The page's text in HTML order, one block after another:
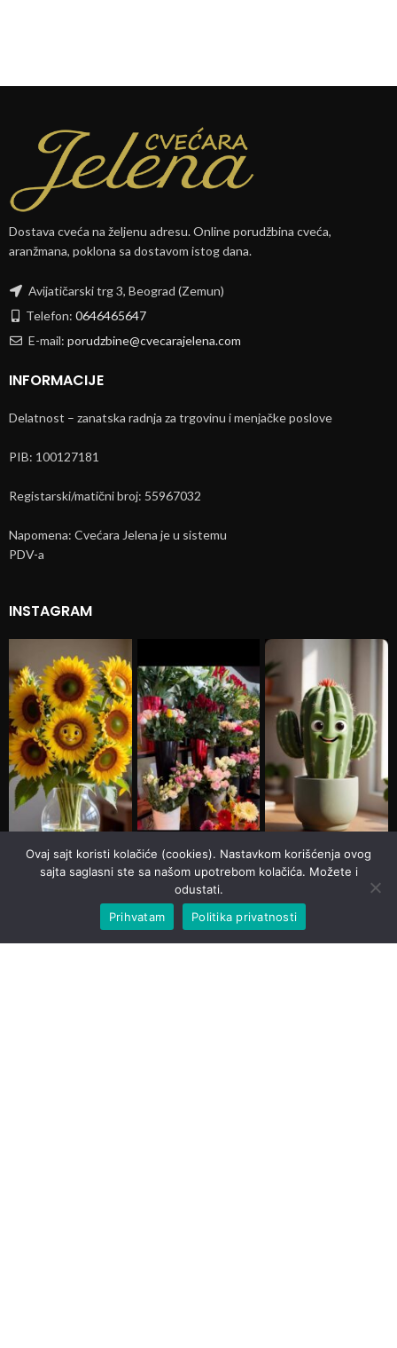
Dostava cveća na željenu adresu. Online porudžbina cveća,
aranžmana, poklona sa dostavom istog dana.
Avijatičarski trg 3, Beograd (Zemun)
Telefon: 0646465647
E-mail: porudzbine@cvecarajelena.com
INFORMACIJE
Delatnost – zanatska radnja za trgovinu i menjačke poslove
PIB: 100127181
Registarski/matični broj: 55967032
Napomena: Cvećara Jelena je u sistemu
PDV-a
INSTAGRAM
Ovaj sajt koristi kolačiće (cookies). Nastavkom korišćenja ovog
sajta saglasni ste sa našom upotrebom kolačića. Možete i
odustati.
Prihvatam
Politika privatnosti